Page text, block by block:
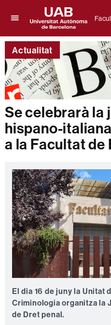
per
desplegar
el
menú
de
Facultat
de
Universitat
Autònoma
de
Barcelona
Actualitat
Se celebrarà la
hispano-
a la Facultat de
El dia 16 de juny la Unitat
Criminologia organitza la
de Dret penal.